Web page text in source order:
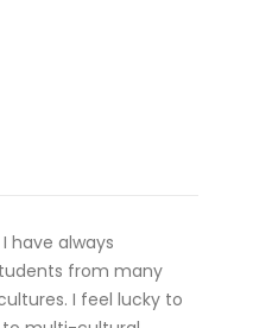
have always
from many
I feel lucky to